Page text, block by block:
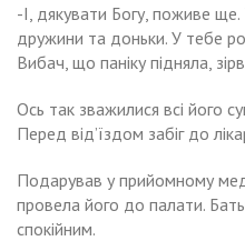
-І, дякувати Богу, поживе
дружини та доньки. У тебе
Вибач, що паніку підняла,
Ось так зважилися всі його
Перед від’їздом забіг до
Подарував у прийомному
провела його до палати.
спокійним.